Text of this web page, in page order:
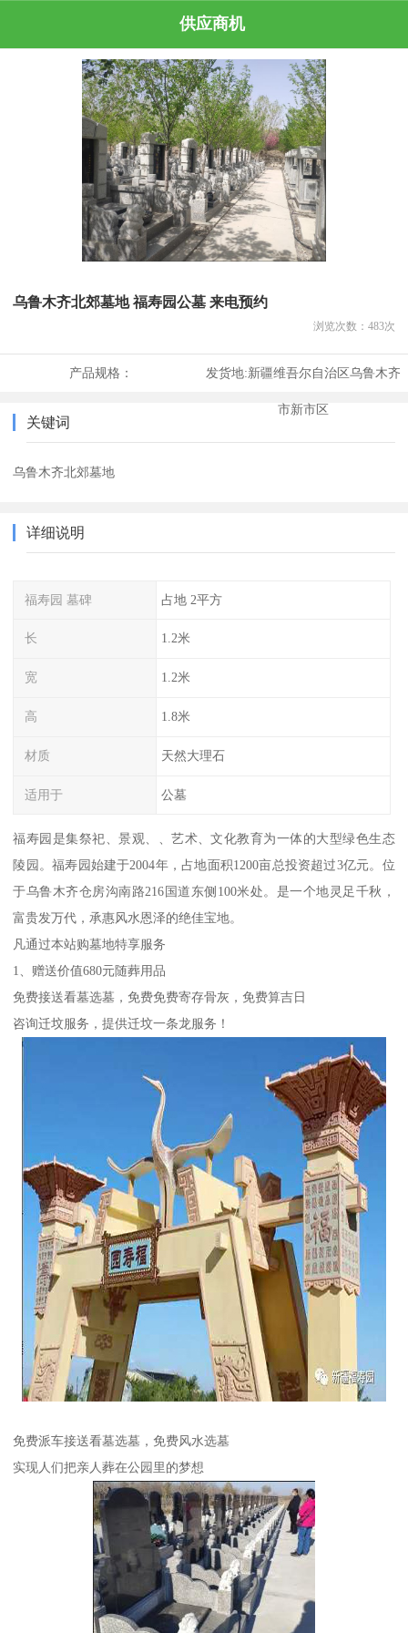
供应商机
乌鲁木齐北郊墓地 福寿园公墓 来电预约
浏览次数： 483次
产品规格： 发货地:新疆维吾尔自治区乌鲁木齐
市新市区
关键词
乌鲁木齐北郊墓地
详细说明
福寿园 墓碑 占地 2平方
长 1.2米
宽 1.2米
高 1.8米
材质 天然大理石
适用于 公墓
福寿园是集祭祀、景观、、艺术、文化教育为一体的大型绿色生态
陵园。福寿园始建于2004年，占地面积1200亩总投资超过3亿元。位
于乌鲁木齐仓房沟南路216国道东侧100米处。是一个地灵足千秋，
富贵发万代，承惠风水恩泽的绝佳宝地。
凡通过本站购墓地特享服务
1、赠送价值680元随葬用品
免费接送看墓选墓，免费免费寄存骨灰，免费算吉日
咨询迁坟服务，提供迁坟一条龙服务！
免费派车接送看墓选墓，免费风水选墓
实现人们把亲人葬在公园里的梦想